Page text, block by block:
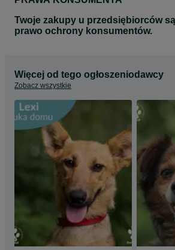
Twoje zakupy u przedsiębiorców
prawo ochrony konsumentów.
Więcej od tego ogłoszeniodawcy
Zobacz wszystkie